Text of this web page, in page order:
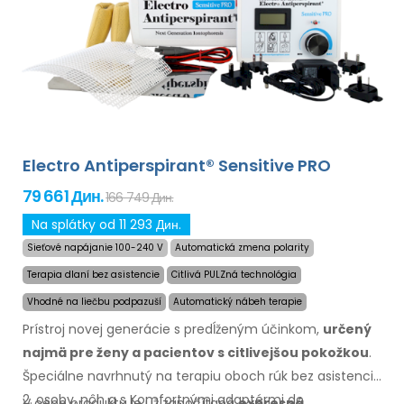
Electro Antiperspirant® Sensitive PRO
79 661 Дин.166 749 Дин.
Na splátky od 11 293 Дин.
Sieťové napájanie 100-240 V
Automatická zmena polarity
Terapia dlaní bez asistencie
Citlivá PULZná technológia
Vhodné na liečbu podpazuší
Automatický nábeh terapie
Prístroj novej generácie s predĺženým účinkom, určený
najmä pre ženy a pacientov s citlivejšou pokožkou.
Špeciálne navrhnutý na terapiu oboch rúk bez asistencie
2. osoby, nôha s Komfortnýmiadaptérmido